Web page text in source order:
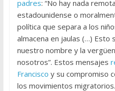
padres: “No hay nada
estadounidense o
política que separa a los
almacena en jaulas (…) Esto
nuestro nombre y la
nosotros”. Estos mensajes
Francisco y su compromiso
los movimientos migratorios.